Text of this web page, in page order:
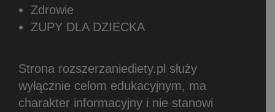
Zdrowie
ZUPY DLA DZIECKA
Strona rozszerzaniediety.pl służy
wyłącznie celom edukacyjnym, ma
charakter informacyjny i nie stanowi